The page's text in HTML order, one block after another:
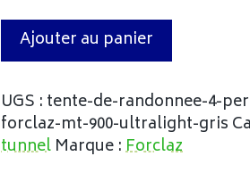
Ajouter au panier
UGS : tente-de-randonnee-4-
forclaz-mt-900-ultralight-gris
tunnel Marque :Forclaz